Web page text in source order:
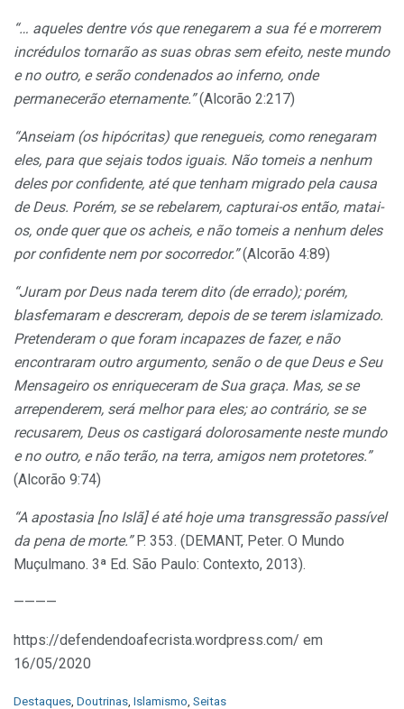
“… aqueles dentre vós que renegarem a sua fé e morrerem
incrédulos tornarão as suas obras sem efeito, neste mundo
e no outro, e serão condenados ao inferno, onde
permanecerão eternamente.”(Alcorão 2:217)
“Anseiam (os hipócritas) que renegueis, como renegaram
eles, para que sejais todos iguais. Não tomeis a nenhum
deles por confidente, até que tenham migrado pela causa
de Deus. Porém, se se rebelarem, capturai-os então, matai-
os, onde quer que os acheis, e não tomeis a nenhum deles
por confidente nem por socorredor.”(Alcorão 4:89)
“Juram por Deus nada terem dito (de errado); porém,
blasfemaram e descreram, depois de se terem islamizado.
Pretenderam o que foram incapazes de fazer, e não
encontraram outro argumento, senão o de que Deus e Seu
Mensageiro os enriqueceram de Sua graça. Mas, se se
arrependerem, será melhor para eles; ao contrário, se se
recusarem, Deus os castigará dolorosamente neste mundo
e no outro, e não terão, na terra, amigos nem protetores.”
(Alcorão 9:74)
“A apostasia [no Islã] é até hoje uma transgressão passível
da pena de morte.”P. 353. (DEMANT, Peter. O Mundo
Muçulmano. 3ª Ed. São Paulo: Contexto, 2013).
————
https://defendendoafecrista.wordpress.com/ em
16/05/2020
C
Destaques Doutrinas Islamismo Seitas